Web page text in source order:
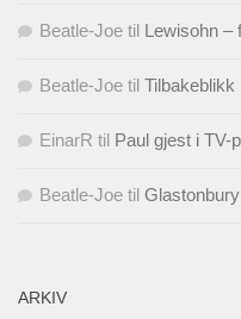
Beatle-Joe til Lewisohn –
Beatle-Joe til Tilbakeblikk
EinarR til Paul gjest i TV-
Beatle-Joe til Glastonbury
ARKIV